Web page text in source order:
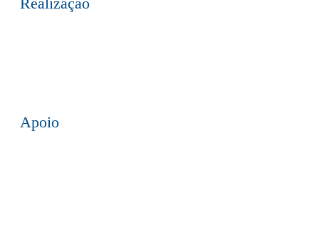
Realização
Apoio